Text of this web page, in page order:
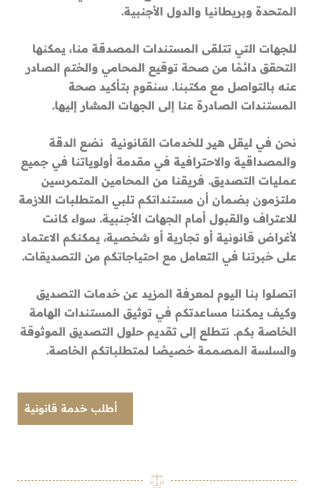
المتحدة وبريطانيا والدول الأجنبية.
للجهات التي تتلقى المستندات المصدقة منا، يمكنها
التحقق دائمًا من صحة توقيع المحامي والختم الصادر
عنه بالتواصل مع مكتبنا. سنقوم بتأكيد صحة
المستندات الصادرة عنا إلى الجهات المشار إليها.
نحن في ليقل هير للخدمات القانونية نضع الدقة
والمصداقية والاحترافية في مقدمة أولوياتنا في جميع
عمليات التصديق. فريقنا من المحامين المتمرسين
ملتزمون بضمان أن مستنداتكم تلبي المتطلبات اللازمة
للاعتراف والقبول أمام الجهات الأجنبية. سواء كانت
لأغراض قانونية أو تجارية أو شخصية، يمكنكم الاعتماد
على خبرتنا في التعامل مع احتياجاتكم من التصديقات.
اتصلوا بنا اليوم لمعرفة المزيد عن خدمات التصديق
وكيف يمكننا مساعدتكم في توثيق المستندات الهامة
الخاصة بكم. نتطلع إلى تقديم حلول التصديق الموثوقة
والسلسة المصممة خصيصًا لمتطلباتكم الخاصة.
أطلب خدمة قانونية